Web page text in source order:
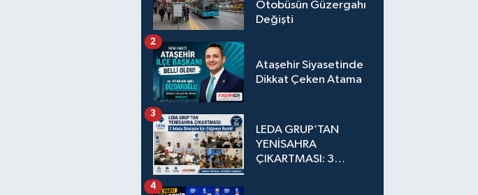
Otobüsün Güzergahı
Değişti
Ataşehir Siyasetinde
Dikkat Çeken Atama
2
LEDA GRUP’TAN
YENİSAHRA
ÇIKARTMASI: 3
3
4